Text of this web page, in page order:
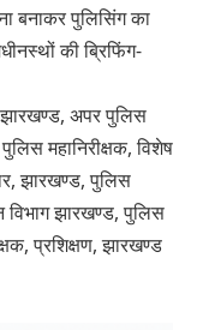
बनाकर पुलिसिंग का
की ब्रिफिंग-
अपर पुलिस
महानिरीक्षक, विशेष
झारखण्ड, पुलिस
विभाग झारखण्ड, पुलिस
प्रशिक्षण, झारखण्ड